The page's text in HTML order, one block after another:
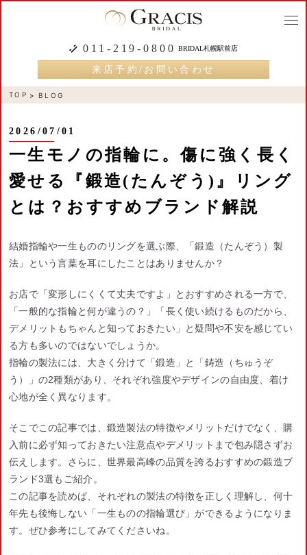
011-219-0800 BRIDAL札幌駅前店
来店予約/お問い合わせ
TOP BLOG
2026/07/01
一生モノの指輪に。傷に強く長く
愛せる『鍛造(たんぞう)』リング
とは？おすすめブランド解説
結婚指輪や一生もののリングを選ぶ際、「鍛造（たんぞう）製
法」という言葉を耳にしたことはありませんか？
お店で「変形しにくくて丈夫ですよ」とおすすめされる一方で、
「一般的な指輪と何が違うの？」「長く使い続けるものだから、
デメリットもちゃんと知っておきたい」と疑問や不安を感じてい
る方も多いのではないでしょうか。
指輪の製法には、大きく分けて「鍛造」と「鋳造（ちゅうぞ
う）」の2種類があり、それぞれ強度やデザインの自由度、着け
心地が全く異なります。
そこでこの記事では、鍛造製法の特徴やメリットだけでなく、購
入前に必ず知っておきたい注意点やデメリットまで包み隠さずお
伝えします。さらに、世界最高峰の品質を誇るおすすめの鍛造ブ
ランド3選もご紹介。
この記事を読めば、それぞれの製法の特徴を正しく理解し、何十
年先も後悔しない「一生ものの指輪選び」ができるようになりま
す。ぜひ参考にしてみてくださいね。